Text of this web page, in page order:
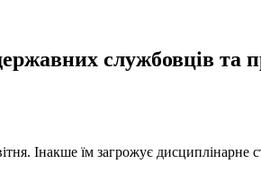
службовців та
Інакше їм загрожує дисциплінарне